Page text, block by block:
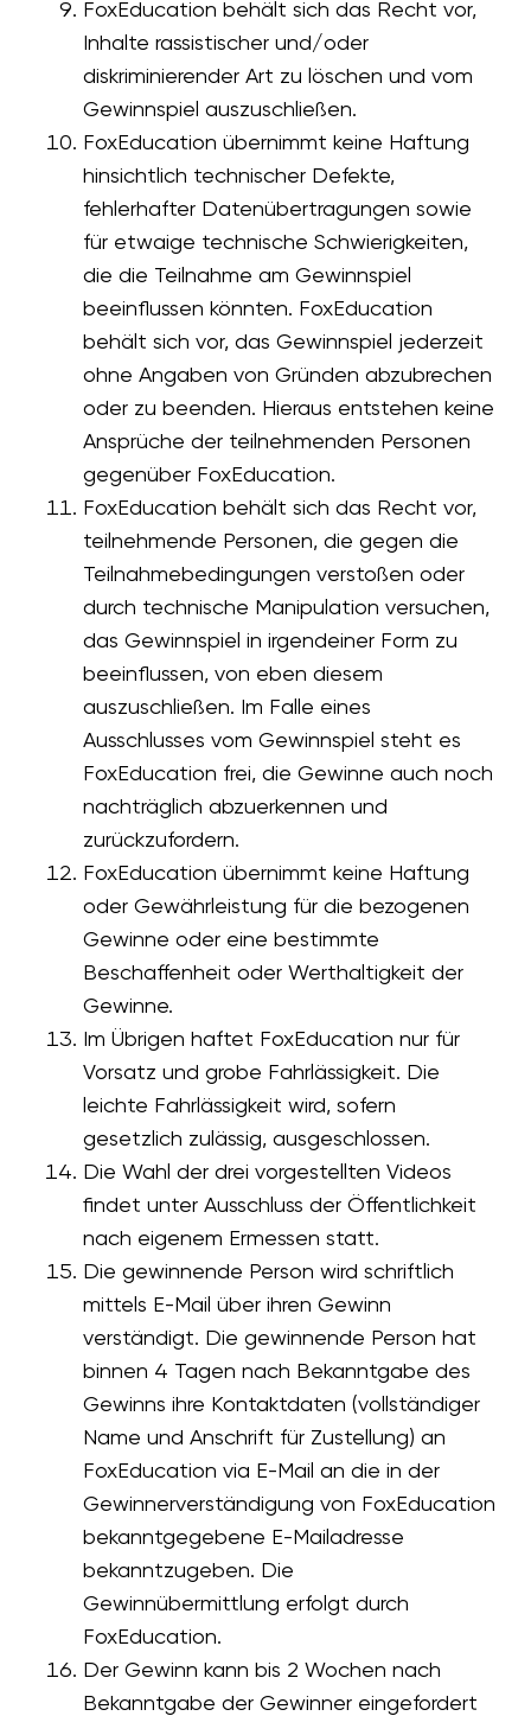
FoxEducation behält sich das Recht vor,
Inhalte rassistischer und/oder
diskriminierender Art zu löschen und vom
Gewinnspiel auszuschließen.
FoxEducation übernimmt keine Haftung
hinsichtlich technischer Defekte,
fehlerhafter Datenübertragungen sowie
für etwaige technische Schwierigkeiten,
die die Teilnahme am Gewinnspiel
beeinflussen könnten. FoxEducation
behält sich vor, das Gewinnspiel jederzeit
ohne Angaben von Gründen abzubrechen
oder zu beenden. Hieraus entstehen keine
Ansprüche der teilnehmenden Personen
gegenüber FoxEducation.
FoxEducation behält sich das Recht vor,
teilnehmende Personen, die gegen die
Teilnahmebedingungen verstoßen oder
durch technische Manipulation versuchen,
das Gewinnspiel in irgendeiner Form zu
beeinflussen, von eben diesem
auszuschließen. Im Falle eines
Ausschlusses vom Gewinnspiel steht es
FoxEducation frei, die Gewinne auch noch
nachträglich abzuerkennen und
zurückzufordern.
FoxEducation übernimmt keine Haftung
oder Gewährleistung für die bezogenen
Gewinne oder eine bestimmte
Beschaffenheit oder Werthaltigkeit der
Gewinne.
Im Übrigen haftet FoxEducation nur für
Vorsatz und grobe Fahrlässigkeit. Die
leichte Fahrlässigkeit wird, sofern
gesetzlich zulässig, ausgeschlossen.
Die Wahl der drei vorgestellten Videos
findet unter Ausschluss der Öffentlichkeit
nach eigenem Ermessen statt.
Die gewinnende Person wird schriftlich
mittels E-Mail über ihren Gewinn
verständigt. Die gewinnende Person hat
binnen 4 Tagen nach Bekanntgabe des
Gewinns ihre Kontaktdaten (vollständiger
Name und Anschrift für Zustellung) an
FoxEducation via E-Mail an die in der
Gewinnerverständigung von FoxEducation
bekanntgegebene E-Mailadresse
bekanntzugeben. Die
Gewinnübermittlung erfolgt durch
FoxEducation.
Der Gewinn kann bis 2 Wochen nach
Bekanntgabe der Gewinner eingefordert